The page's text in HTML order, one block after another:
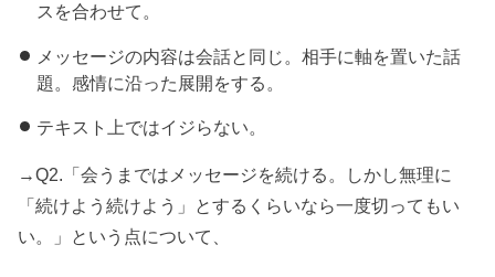
スを合わせて。
メッセージの内容は会話と同じ。相手に軸を置いた話
題。感情に沿った展開をする。
テキスト上ではイジらない。
→Q2.「会うまではメッセージを続ける。しかし無理に
「続けよう続けよう」とするくらいなら一度切ってもい
い。」という点について、